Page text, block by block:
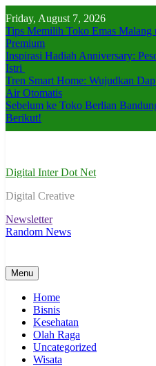
to
content
Friday, August 7, 2026
Tips Memilih Toko Emas
Premium
Inspirasi Hadiah Anniversary:
Istri
Tren Smart Home: Wujudkan
Air Otomatis
Sebelum ke Toko Berlian
Berikut!
Digital Inter Dot Net
Digital Creative
Newsletter
Random News
Menu
Home
Bisnis
Kesehatan
Olah Raga
Uncategorized
Wisata